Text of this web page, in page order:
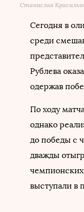
Станислав
Сегодня в
среди
Рублева
одержав
По ходу
однако
до победы с
дважды
чемпионских
выступали в